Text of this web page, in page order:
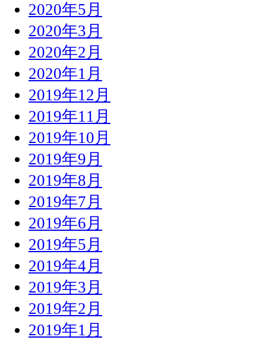
2020年5月
2020年3月
2020年2月
2020年1月
2019年12月
2019年11月
2019年10月
2019年9月
2019年8月
2019年7月
2019年6月
2019年5月
2019年4月
2019年3月
2019年2月
2019年1月